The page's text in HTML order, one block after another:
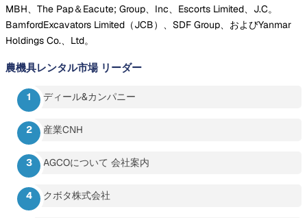
MBH、The Pap＆Eacute; Group、Inc、Escorts Limited、J.C。
BamfordExcavators Limited（JCB）、SDF Group、およびYanmar
Holdings Co.、Ltd。
農機具レンタル市場 リーダー
ディール&カンパニー
産業CNH
AGCOについて 会社案内
クボタ株式会社